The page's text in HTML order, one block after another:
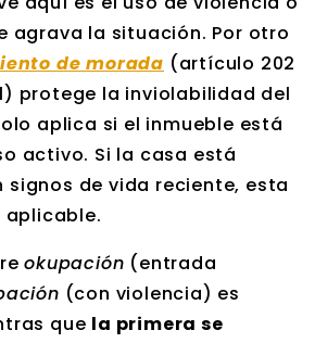
agrava la situación. Por otro
de morada (artículo 202
protege la inviolabilidad del
aplica si el inmueble está
activo. Si la casa está
signos de vida reciente, esta
aplicable.
okupación (entrada
(con violencia) es
que la primera se